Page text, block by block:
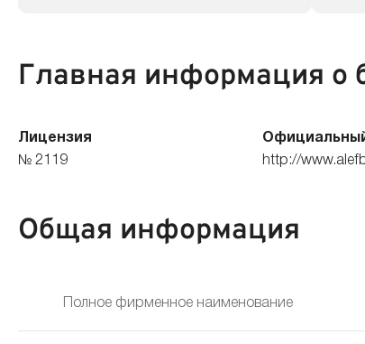
Главная информация о
Лицензия
№ 2119
http://
Общая информация
Полное фирменное наименование